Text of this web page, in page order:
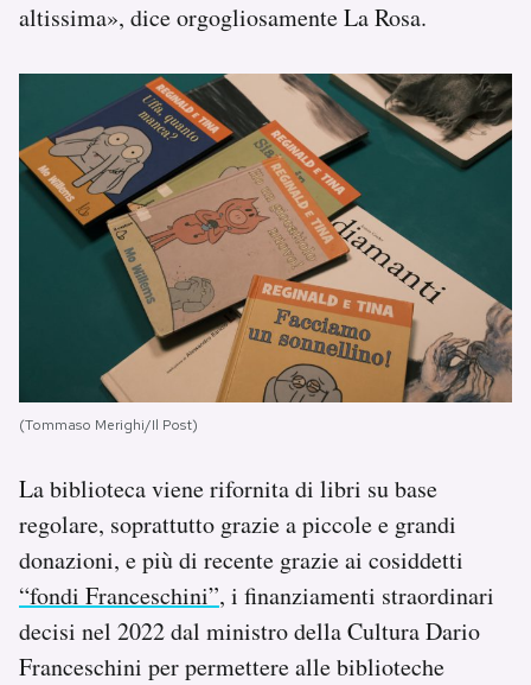
altissima», dice orgogliosamente La Rosa.
(Tommaso Merighi/Il Post)
La biblioteca viene rifornita di libri su base
regolare, soprattutto grazie a piccole e grandi
donazioni, e più di recente grazie ai cosiddetti
“fondi Franceschini”, i finanziamenti straordinari
decisi nel 2022 dal ministro della Cultura Dario
Franceschini per permettere alle biblioteche